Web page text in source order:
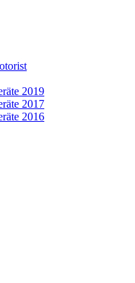
2019
2017
2016